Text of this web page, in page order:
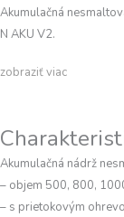
Akumulačná
N AKU V2.
zobraziť viac
Akumulačná nádrž
– objem 500, 800,
– s prietokovým